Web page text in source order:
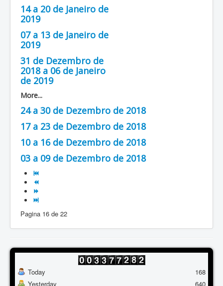
14 a 20 de Janeiro de
2019
07 a 13 de Janeiro de
2019
31 de Dezembro de
2018 a 06 de Janeiro
de 2019
More...
24 a 30 de Dezembro de 2018
17 a 23 de Dezembro de 2018
10 a 16 de Dezembro de 2018
03 a 09 de Dezembro de 2018
Pagina 16 de 22
Today
Yesterday
168
640